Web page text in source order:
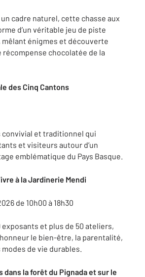
cadre naturel, cette chasse aux
d’un véritable jeu de piste
mêlant énigmes et découverte
récompense chocolatée de la
des Cinq Cantons
convivial et traditionnel qui
et visiteurs autour d’un
emblématique du Pays Basque.
à la Jardinerie Mendi
de 10h00 à 18h30
exposants et plus de 50 ateliers,
le bien-être, la parentalité,
modes de vie durables.
dans la forêt du Pignada et sur le